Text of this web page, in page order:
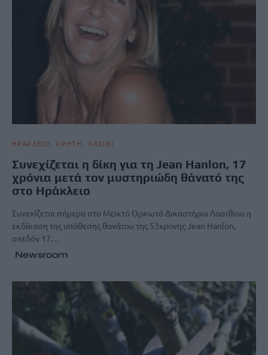
ΗΡΑΚΛΕΙΟ ΚΡΗΤΗ ΛΑΣΙΘΙ
Συνεχίζεται η δίκη για τη Jean Hanlon, 17
χρόνια μετά τον μυστηριώδη θάνατό της
στο Ηράκλειο
Συνεχίζεται σήμερα στο Μεικτό Ορκωτό Δικαστήριο Λασιθίου η
εκδίκαση της υπόθεσης θανάτου της 53χρονης Jean Hanlon,
σχεδόν 17…
Newsroom